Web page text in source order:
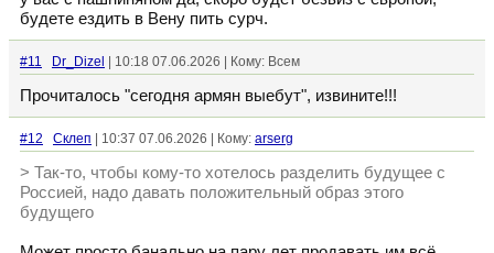
будете ездить в Вену пить сурч.
#11 Dr_Dizel | 10:18 07.06.2026 | Кому: Всем
Прочиталось "сегодня армян выебут", извините!!!
#12 Склеп | 10:37 07.06.2026 | Кому: arserg
> Так-то, чтобы кому-то хотелось разделить будущее с
Россией, надо давать положительный образ этого
будущего